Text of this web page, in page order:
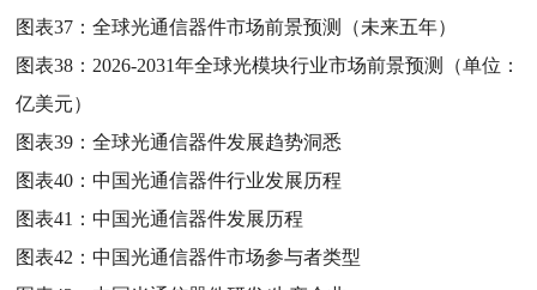
图表37：全球光通信器件市场前景预测（未来五年）
图表38： 2026-2031年全球光模块行业市场前景预测（单位：
亿美元）
图表39：全球光通信器件发展趋势洞悉
图表40：中国光通信器件行业发展历程
图表41：中国光通信器件发展历程
图表42：中国光通信器件市场参与者类型